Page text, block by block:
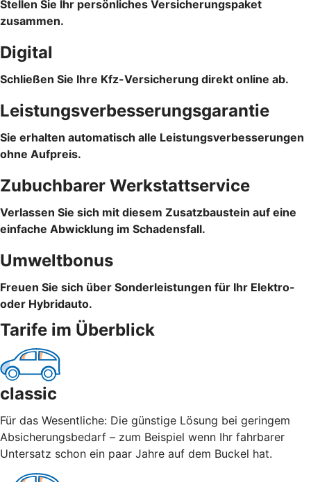
Stellen Sie Ihr persönliches Versicherungspaket
zusammen.
Digital
Schließen Sie Ihre Kfz-Versicherung direkt online ab.
Leistungsverbesserungsgarantie
Sie erhalten automatisch alle Leistungsverbesserungen
ohne Aufpreis.
Zubuchbarer Werkstattservice
Verlassen Sie sich mit diesem Zusatzbaustein auf eine
einfache Abwicklung im Schadensfall.
Umweltbonus
Freuen Sie sich über Sonderleistungen für Ihr Elektro-
oder Hybridauto.
Tarife im Überblick
classic
Für das Wesentliche: Die günstige Lösung bei geringem
Absicherungsbedarf – zum Beispiel wenn Ihr fahrbarer
Untersatz schon ein paar Jahre auf dem Buckel hat.